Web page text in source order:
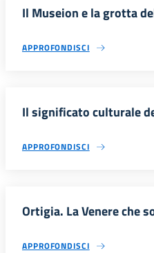
Il Museion e la grotta
APPROFONDISCI
Il significato culturale
APPROFONDISCI
Ortigia. La Venere che
APPROFONDISCI